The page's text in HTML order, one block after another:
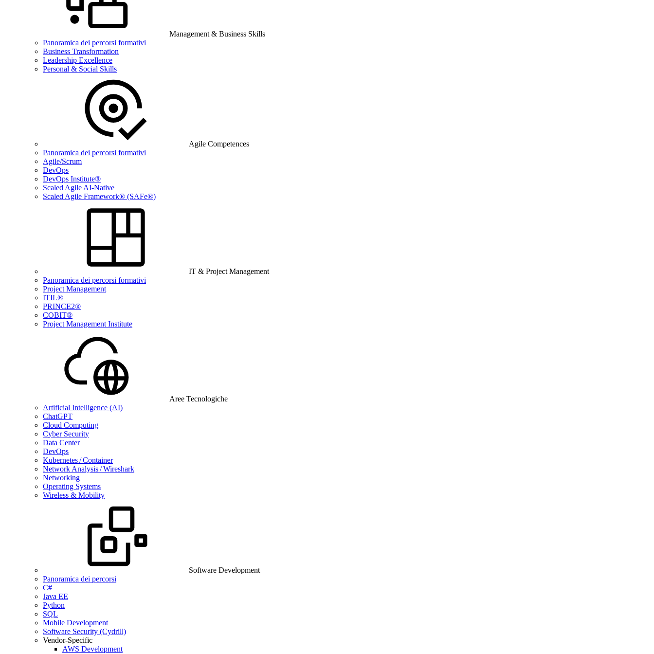
Management & Business Skills
Panoramica dei percorsi formativi
Business Transformation
Leadership Excellence
Personal & Social Skills
Agile Competences
Panoramica dei percorsi formativi
Agile/Scrum
DevOps
DevOps Institute®
Scaled Agile AI-Native
Scaled Agile Framework® (SAFe®)
IT & Project Management
Panoramica dei percorsi formativi
Project Management
ITIL®
PRINCE2®
COBIT®
Project Management Institute
Aree Tecnologiche
Artificial Intelligence (AI)
ChatGPT
Cloud Computing
Cyber Security
Data Center
DevOps
Kubernetes / Container
Network Analysis / Wireshark
Networking
Operating Systems
Wireless & Mobility
Software Development
Panoramica dei percorsi
C#
Java EE
Python
SQL
Mobile Development
Software Security (Cydrill)
Vendor-Specific
AWS Development